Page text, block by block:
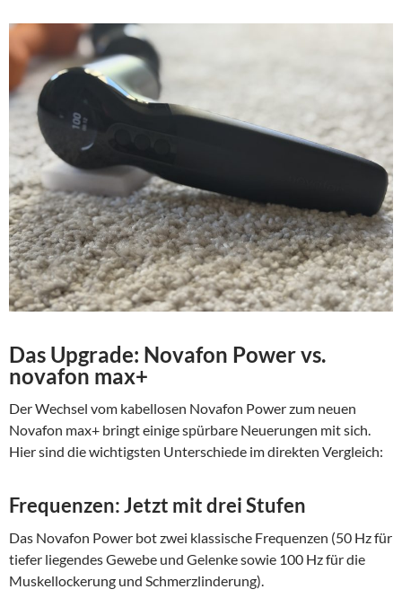
Das Upgrade: Novafon Power vs.
novafon max+
Der Wechsel vom kabellosen Novafon Power zum neuen
Novafon max+ bringt einige spürbare Neuerungen mit sich.
Hier sind die wichtigsten Unterschiede im direkten Vergleich:
Frequenzen: Jetzt mit drei Stufen
Das Novafon Power bot zwei klassische Frequenzen (50 Hz für
tiefer liegendes Gewebe und Gelenke sowie 100 Hz für die
Muskellockerung und Schmerzlinderung).